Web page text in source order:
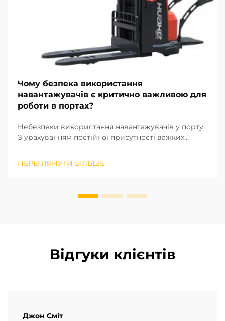
Чому безпека використання
навантажувачів є критично важливою для
роботи в портах?
Небезпеки використання навантажувачів у порту.
З урахуванням постійної присутності важких
експлуатація навантажувачів є найбільш
ПЕРЕГЛЯНУТИ БІЛЬШЕ
Відгуки клієнтів
Джон Сміт